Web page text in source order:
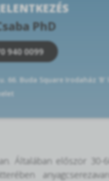
PhD
940 0099
66. Buda Square Irodaház 'B'
Általában először